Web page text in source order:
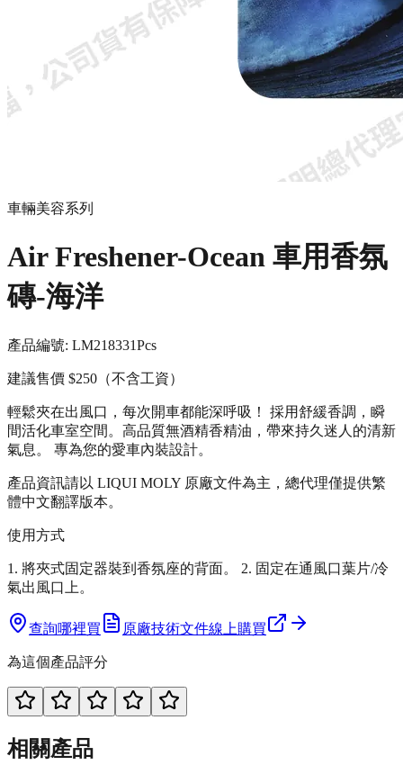
車輛美容系列
Air Freshener-Ocean 車用香氛
磚-海洋
產品編號: LM218331Pcs
建議售價 $250 （不含工資）
輕鬆夾在出風口，每次開車都能深呼吸！ 採用舒緩香調，瞬
間活化車室空間。高品質無酒精香精油，帶來持久迷人的清新
氣息。 專為您的愛車內裝設計。
產品資訊請以 LIQUI MOLY 原廠文件為主，總代理僅提供繁
體中文翻譯版本。
使用方式
1. 將夾式固定器裝到香氛座的背面。 2. 固定在通風口葉片/冷
氣出風口上。
查詢哪裡買 原廠技術文件線上購買
為這個產品評分
相關產品